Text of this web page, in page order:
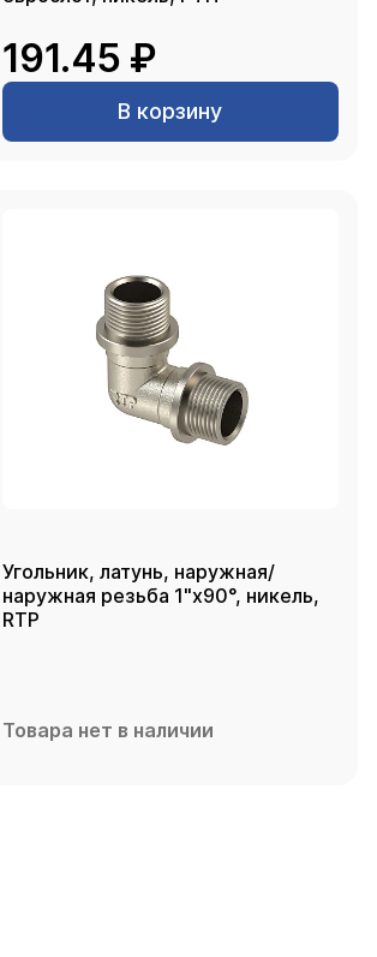
191.45 ₽
В корзину
Угольник, латунь, наружная/
наружная резьба 1"х90°, никель,
RTP
Товара нет в наличии